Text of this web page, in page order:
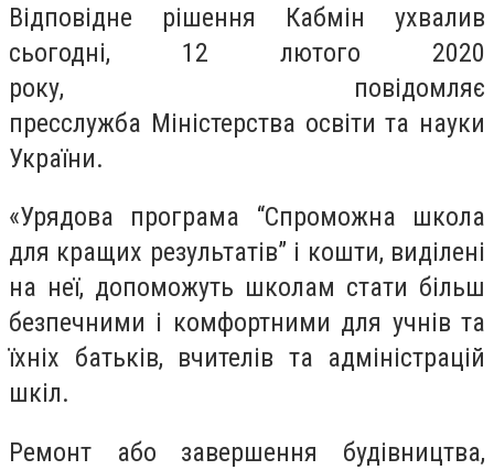
Відповідне рішення Кабмін ухвалив
сьогодні, 12 лютого 2020
року, повідомляє
пресслужба Міністерства освіти та науки
України.
«Урядова програма “Спроможна школа
для кращих результатів” і кошти, виділені
на неї, допоможуть школам стати більш
безпечними і комфортними для учнів та
їхніх батьків, вчителів та адміністрацій
шкіл.
Ремонт або завершення будівництва,